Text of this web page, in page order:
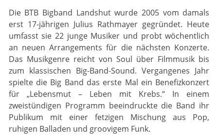
Die BTB Bigband Landshut wurde 2005 vom damals
erst 17-jährigen Julius Rathmayer gegründet. Heute
umfasst sie 22 junge Musiker und probt wöchentlich
an neuen Arrangements für die nächsten Konzerte.
Das Musikgenre reicht von Soul über Filmmusik bis
zum klassischen Big-Band-Sound. Vergangenes Jahr
spielte die Big Band das erste Mal ein Benefizkonzert
für „Lebensmut – Leben mit Krebs.“ In einem
zweistündigen Programm beeindruckte die Band ihr
Publikum mit einer fetzigen Mischung aus Pop,
ruhigen Balladen und groovigem Funk.